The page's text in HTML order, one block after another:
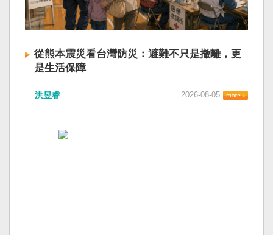
從熊本震災看台灣防災：避難不只是撤離，更
是生活保障
洪昱睿 2026-08-05